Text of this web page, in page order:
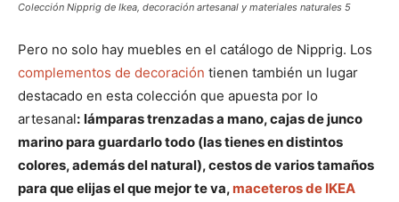
Colección Nipprig de Ikea, decoración artesanal y materiales naturales 5
Pero no solo hay muebles en el catálogo de Nipprig. Los
complementos de decoración tienen también un lugar
destacado en esta colección que apuesta por lo
artesanal: lámparas trenzadas a mano, cajas de junco
marino para guardarlo todo (las tienes en distintos
colores, además del natural), cestos de varios tamaños
para que elijas el que mejor te va, maceteros de IKEA